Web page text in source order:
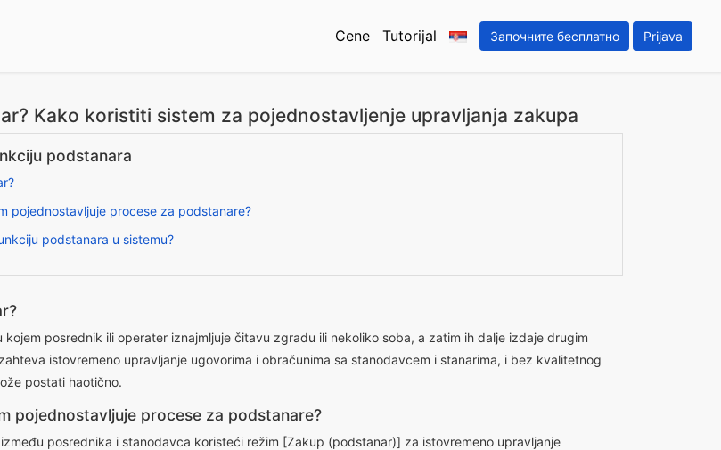
Cene Tutorijal Започните бесплатно Prijava
Kako koristiti sistem za pojednostavljenje upravljanja zakupa
podstanara
pojednostavljuje procese za podstanare?
podstanara u sistemu?
kojem posrednik ili operater iznajmljuje čitavu zgradu ili nekoliko soba, a zatim ih dalje izdaje drugim
istovremeno upravljanje ugovorima i obračunima sa stanodavcem i stanarima, i bez kvalitetnog
postati haotično.
pojednostavljuje procese za podstanare?
posrednika i stanodavca koristeći režim [Zakup (podstanar)] za istovremeno upravljanje